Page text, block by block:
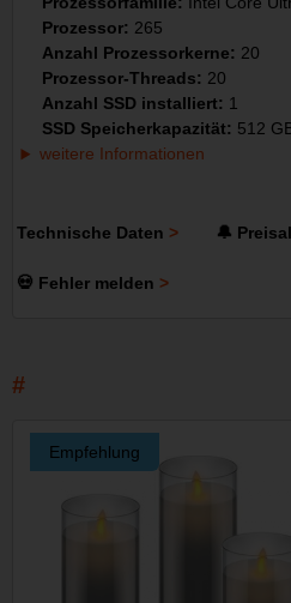
Prozessor: 265
Anzahl Prozessorkerne: 20
Prozessor-Threads: 20
Anzahl SSD installiert: 1
SSD Speicherkapazität: 512
weitere Informationen
Technische Daten 🔔
💀 Fehler melden
Empfehlung